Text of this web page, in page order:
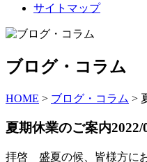
サイトマップ
ブログ・コラム
HOME > ブログ・コラム >
夏期休業のご案内2022/
拝啓 盛夏の候、皆様方に